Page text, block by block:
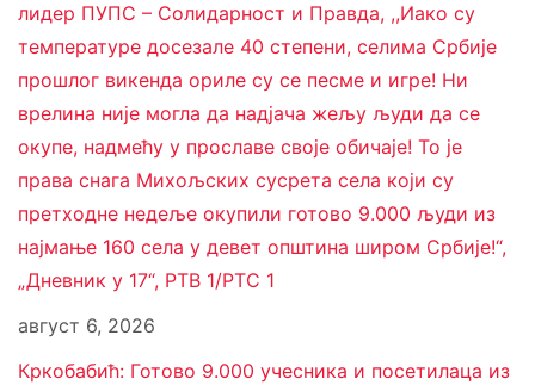
лидер ПУПС – Солидарност и Правда, ,,Иако су
температуре досезале 40 степени, селима Србије
прошлог викенда ориле су се песме и игре! Ни
врелина није могла да надјача жељу људи да се
окупе, надмећу у прославе своје обичаје! То је
права снага Михољских сусрета села који су
претходне недеље окупили готово 9.000 људи из
најмање 160 села у девет општина широм Србије!“,
„Дневник у 17“, РТВ 1/РТС 1
август 6, 2026
Кркобабић: Готово 9.000 учесника и посетилаца из